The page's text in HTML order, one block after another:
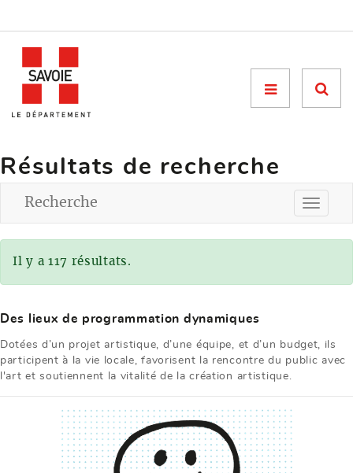
Menu

Résultats de recherche
Recherche
Il y a 117 résultats.
Des lieux de programmation dynamiques
Dotées d’un projet artistique, d’une équipe, et d’un budget, ils
participent à la vie locale, favorisent la rencontre du public avec
l'art et soutiennent la vitalité de la création artistique.